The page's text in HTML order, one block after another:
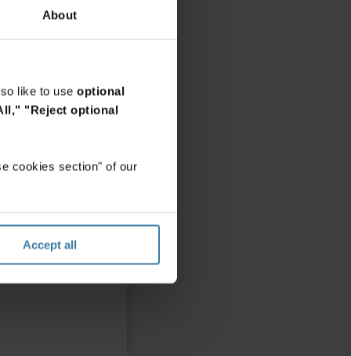
About
like to use optional
"Reject optional
cookies section" of our
Accept all